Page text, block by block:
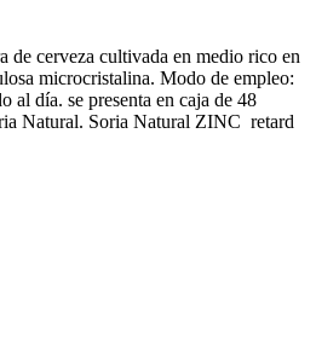
cerveza cultivada en medio rico en
microcristalina. Modo de empleo:
al día. se presenta en caja de 48
Natural. Soria Natural ZINC retard